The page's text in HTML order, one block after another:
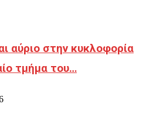
αύριο στην κυκλοφορία
τμήμα του…